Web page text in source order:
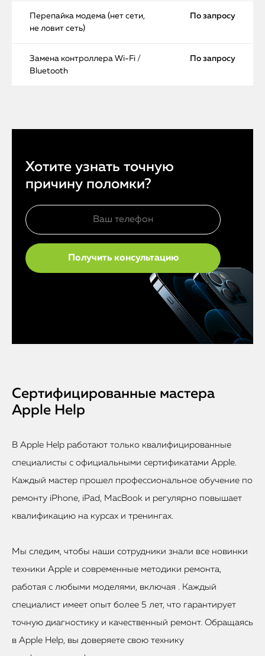
Перепайка модема (нет сети,
не ловит сеть)
По запросу
Замена контроллера Wi-Fi /
Bluetooth
По запросу
Хотите узнать точную
причину поломки?
Сертифицированные мастера
Apple Help
В Apple Help работают только квалифицированные
специалисты с официальными сертификатами Apple.
Каждый мастер прошел профессиональное обучение по
ремонту iPhone, iPad, MacBook и регулярно повышает
квалификацию на курсах и тренингах.
Мы следим, чтобы наши сотрудники знали все новинки
техники Apple и современные методики ремонта,
работая с любыми моделями, включая . Каждый
специалист имеет опыт более 5 лет, что гарантирует
точную диагностику и качественный ремонт. Обращаясь
в Apple Help, вы доверяете свою технику